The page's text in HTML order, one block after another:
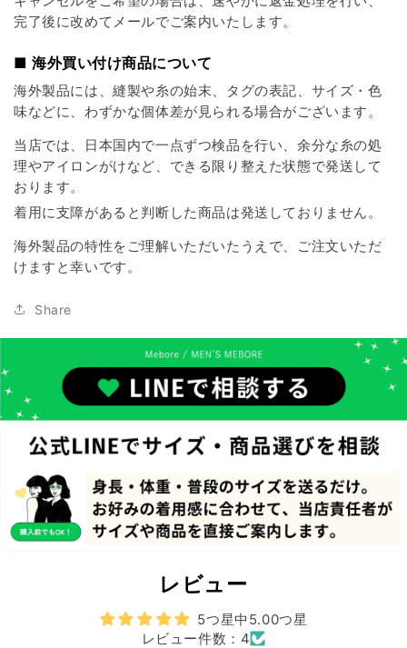
完了後に改めてメールでご案内いたします。
■ 海外買い付け商品について
海外製品には、縫製や糸の始末、タグの表記、サイズ・色
味などに、わずかな個体差が見られる場合がございます。
当店では、日本国内で一点ずつ検品を行い、余分な糸の処
理やアイロンがけなど、できる限り整えた状態で発送して
おります。
着用に支障があると判断した商品は発送しておりません。
海外製品の特性をご理解いただいたうえで、ご注文いただ
けますと幸いです。
Share
レビュー
5つ星中5.00つ星
レビュー件数：4